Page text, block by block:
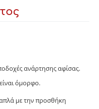
ανάρτησης αφίσας.
όμορφο.
με την προσθήκη